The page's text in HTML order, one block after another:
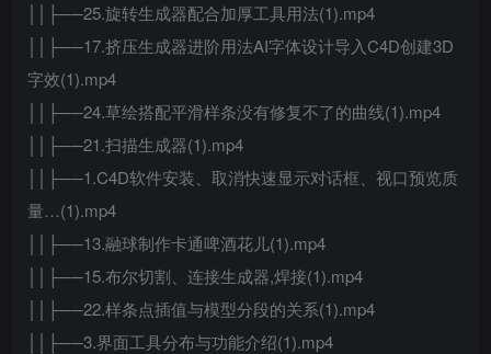
││├──25.旋转生成器配合加厚工具用法(1).mp4
││├──17.挤压生成器进阶用法AI字体设计导入C4D创建3D
字效(1).mp4
││├──24.草绘搭配平滑样条没有修复不了的曲线(1).mp4
││├──21.扫描生成器(1).mp4
││├──1.C4D软件安装、取消快速显示对话框、视口预览质
量…(1).mp4
││├──13.融球制作卡通啤酒花儿(1).mp4
││├──15.布尔切割、连接生成器,焊接(1).mp4
││├──22.样条点插值与模型分段的关系(1).mp4
││├──3.界面工具分布与功能介绍(1).mp4